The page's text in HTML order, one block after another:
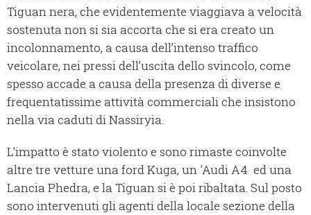
Tiguan nera, che evidentemente viaggiava a velocità
sostenuta non si sia accorta che si era creato un
incolonnamento, a causa dell’intenso traffico
veicolare, nei pressi dell’uscita dello svincolo, come
spesso accade a causa della presenza di diverse e
frequentatissime attività commerciali che insistono
nella via caduti di Nassiryia.
L’impatto è stato violento e sono rimaste coinvolte
altre tre vetture una ford Kuga, un 'Audi A4 ed una
Lancia Phedra, e la Tiguan si è poi ribaltata. Sul posto
sono intervenuti gli agenti della locale sezione della